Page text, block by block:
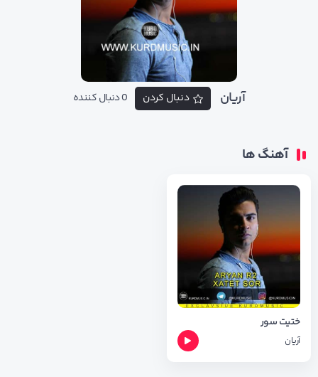
آریان دنبال کردن 0 دنبال کننده
آهنگ ها
ختیت سور
آریان